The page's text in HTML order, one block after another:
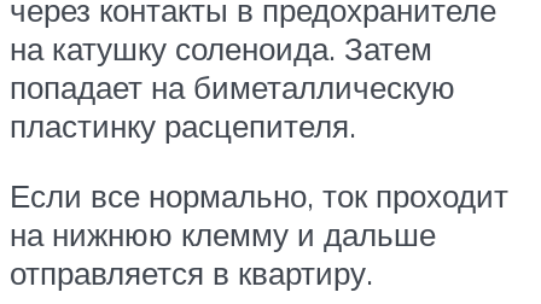
через контакты в предохранителе
на катушку соленоида. Затем
попадает на биметаллическую
пластинку расцепителя.
Если все нормально, ток проходит
на нижнюю клемму и дальше
отправляется в квартиру.